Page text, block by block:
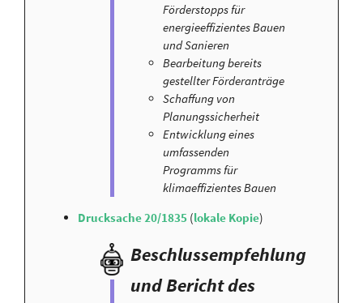
Förderstopps für
energieeffizientes Bauen
und Sanieren
Bearbeitung bereits
gestellter Förderanträge
Schaffung von
Planungssicherheit
Entwicklung eines
umfassenden
Programms für
klimaeffizientes Bauen
Drucksache 20/1835 (lokale Kopie)
Beschlussempfehlung
und Bericht des